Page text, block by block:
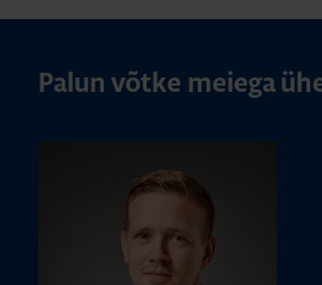
Palun võtke meiega